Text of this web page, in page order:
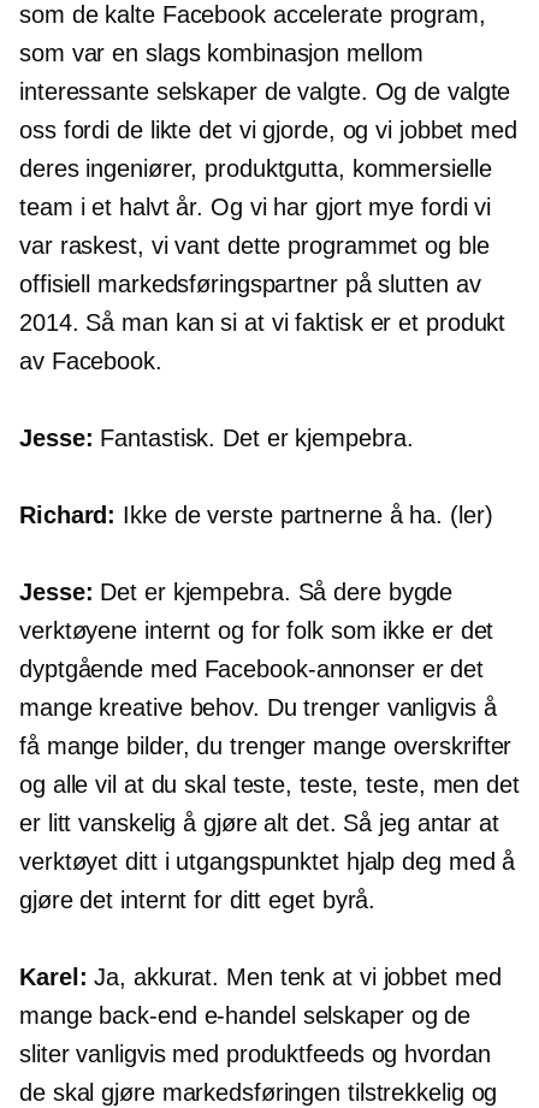
som de kalte Facebook accelerate program,
som var en slags kombinasjon mellom
interessante selskaper de valgte. Og de valgte
oss fordi de likte det vi gjorde, og vi jobbet med
deres ingeniører, produktgutta, kommersielle
team i et halvt år. Og vi har gjort mye fordi vi
var raskest, vi vant dette programmet og ble
offisiell markedsføringspartner på slutten av
2014. Så man kan si at vi faktisk er et produkt
av Facebook.
Jesse: Fantastisk. Det er kjempebra.
Richard: Ikke de verste partnerne å ha. (ler)
Jesse: Det er kjempebra. Så dere bygde
verktøyene internt og for folk som ikke er det
dyptgående med Facebook-annonser er det
mange kreative behov. Du trenger vanligvis å
få mange bilder, du trenger mange overskrifter
og alle vil at du skal teste, teste, teste, men det
er litt vanskelig å gjøre alt det. Så jeg antar at
verktøyet ditt i utgangspunktet hjalp deg med å
gjøre det internt for ditt eget byrå.
Karel: Ja, akkurat. Men tenk at vi jobbet med
mange back-end e-handel selskaper og de
sliter vanligvis med produktfeeds og hvordan
de skal gjøre markedsføringen tilstrekkelig og